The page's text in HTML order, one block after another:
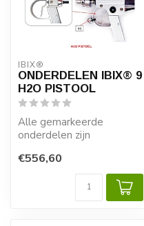
IBIX®
ONDERDELEN IBIX® 9
H2O PISTOOL
Alle gemarkeerde
onderdelen zijn
€556,60